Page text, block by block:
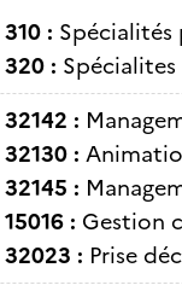
310 : Spécialités
320 :
32142 :
32130 :
32145 :
15016 : Gestion
32023 : Prise